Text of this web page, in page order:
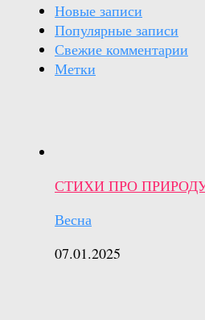
Новые записи
Популярные записи
Свежие комментарии
Метки
СТИХИ ПРО
Весна
07.01.2025